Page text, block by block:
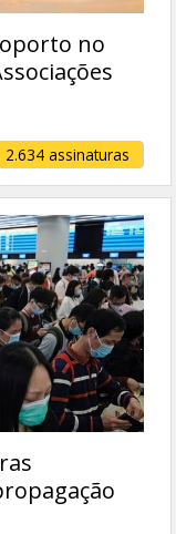
no
2.634 assinaturas